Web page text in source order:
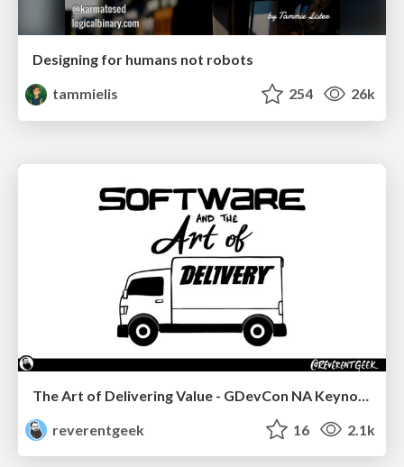
Designing for humans not robots
tammielis
254 26k
reverentgeek
16 2.1k